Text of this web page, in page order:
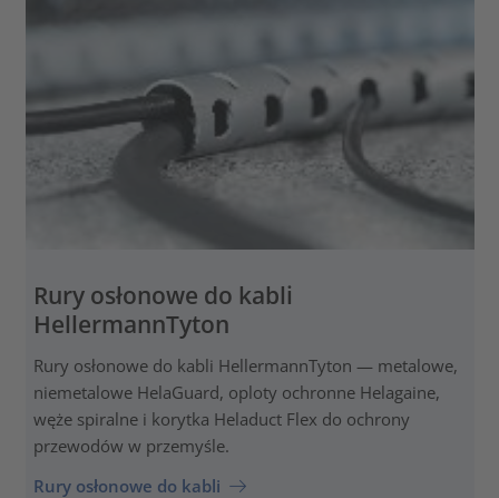
Rury osłonowe do kabli
HellermannTyton
Rury osłonowe do kabli HellermannTyton — metalowe,
niemetalowe HelaGuard, oploty ochronne Helagaine,
węże spiralne i korytka Heladuct Flex do ochrony
przewodów w przemyśle.
Rury osłonowe do kabli